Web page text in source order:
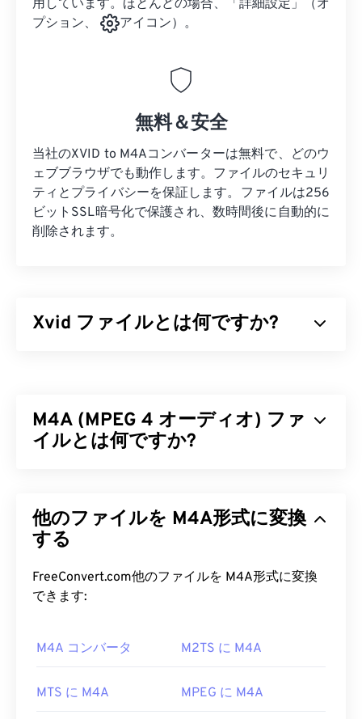
用しています。ほとんどの場合、「詳細設定」（オ
プション、
アイコン）。
無料＆安全
当社のXVID to M4Aコンバーターは無料で、どのウ
ェブブラウザでも動作します。ファイルのセキュリ
ティとプライバシーを保証します。ファイルは256
ビットSSL暗号化で保護され、数時間後に自動的に
削除されます。
Xvid ファイルとは何ですか?
り、ISO MPEG-4規格に準拠しています。非可逆圧
縮を採用しながらも、高い画質を維持しています。
は非常に有用なセキュリティ機能であり、特にXvid
のような
Xvid ファイルを開くにはどうすれ
オープンソースソフトウェアであるXvidは、ほぼす
DivXはXvidをPC向けに開発しましたが、Mac OS
M4A (MPEG 4 オーディオ) ファ
イルとは何ですか?
Codec（ALAC）の いずれかのコーダ/デコーダーア
ルゴリズムを使用してオーディオファイルを圧縮お
べてのオーディオファイル形式と 比較して、MP3
ファイルと最も多くの類似点を持つMP3ファイル
M4A ファイルを開くにはどうすれ
他のファイルを M4A形式に変換
する
FreeConvert.com他のファイルを M4A形式に変換
できます:
M4A コンバータ M2TS に M4A
MTS に M4A MPEG に M4A